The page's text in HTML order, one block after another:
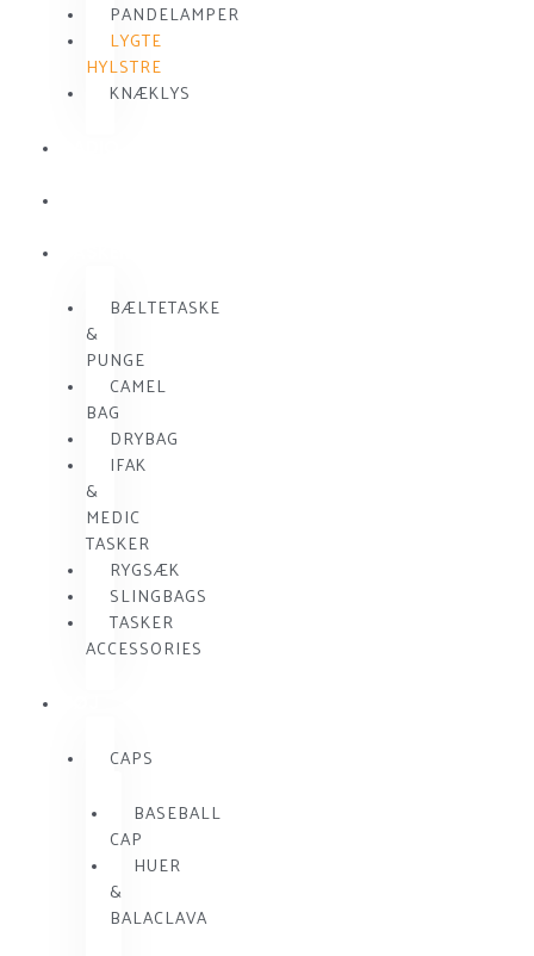
PANDELAMPER
LYGTE
HYLSTRE
KNÆKLYS
BÆLTETASKE
&
PUNGE
CAMEL
BAG
DRYBAG
IFAK
&
MEDIC
TASKER
RYGSÆK
SLINGBAGS
TASKER
ACCESSORIES
CAPS
BASEBALL
CAP
HUER
&
BALACLAVA